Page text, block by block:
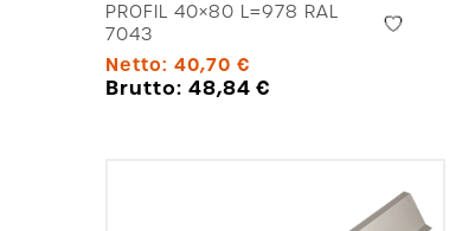
PROFIL 40×80 L=978 RAL
7043
Netto: 40,70 €
Brutto: 48,84€